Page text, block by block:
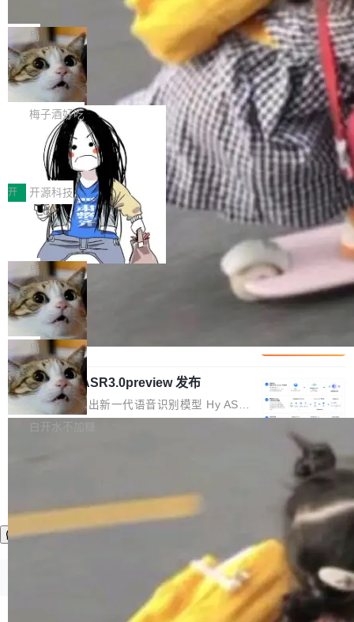
级应用，企业在规模化落地过程中，对安全性、
可控性和代码质量提出了更高要求。 首先是数据
安全与合规要求。对于大多数普通研发场景，公
有云模型能够满足快速试用和效率提升的需求。
但对于金融、能源、医疗等对数据安全要求较...
AI算力网关（AI创新平台）成功入选！ 随着各行
各业的Agent走向规模化建设，算力构成形态逐
渐丰富，用户关注的重点也在发生变化：不只是
让AI用起来，还要进一步看清混合算力时代下，
Token花在哪里、算力是否被充分利用，以及持
续增长的AI成本该如何优化。 深信服AI算力网关
正是围绕这些实际问题，从Token治理和成本治
理两个方面，让用户的每一份算力都看得清、管
得住、用得稳、省得下、更安全！ 一、从现在开
始，Token使用一目...
束，一个实验室的开始
Google 员工编号 20。MapReduce 作者之一。
Bigtable 作者之一。TensorFlow 的作者之一。
Gemini 的架构师。Google 首席科学家。 Jeff D
ean 在 Google 工作了 27 年后，宣布离职。 他
不是一个人走。一同离开的还有 Sanjay Ghema
wat（Google 员工编号 23，Jeff Dean 二十多
年的编程搭档，MapReduce 和 Bigtable 的共同
作者）、Quoc Le（Google 大脑核心成员，Se
q2Seq 和 DocAI 的共同发明人）以及 Oriol Vin
yals（Gemini 联合负责人，AlphaSta...
局
🔥 SolonCode v2026.8.4 发布：界面
字体可调、22 种语言、记忆搜索增强
打开终端就能上岗的全中文编码智能体，这一轮
把「看得清、用母语、记得住」三件事一次补
齐。 SolonCode 是什么 SolonCode 是杭州无
耳科技研发的企业级终端编码智能体——一位全
中文驱动的数字员工，自主理解需求、规划步
骤、编写代码。不挑模型、不挑平台，curl 一行
装完即用。 开源地址：Gitee · GitCode · GitHu
b 安装 支持 Java 8+（8~26）、macOS / Linu
x / Windows / Harmony PC。 # macOS / Linu
x / Harmony PC curl -fsSL https://solon.noea
r.org/solon...
梅子酒好吃
让“代码语义理解”深度释放AI Coding
价值潜能：华为云码道（CodeArts）
代码仓技术解析
一、代码仓深度理解技术的作用与价值 在软件工
程实践中，代码仓是企业核心知识资产的主要载
体。企业级代码仓库通常包含数十万乃至数百万
个文件，其规模远超单次模型调用可承载的上下
文窗口。随着项目规模的持续扩张与代码历史的
不断累积，代码仓中的模块关系、接口契约、业
务逻辑等关键信息往往分散于数十乃至数百个文
件之中，形成高度复杂的知识关联网络。传统的
代码检索手段（如关键词匹配、目录遍历）仅能
在语法层面完成文本定位，难以触及代码的语义
内涵与结构关联，导致开发者使用代码智能体在
理解大规模代码仓时面临显著"代码仓理解"瓶
颈。 代码仓深度理解服务（以下简称" CodeBas
e深度理解服务"）是华为云码道（CodeA...
开 开源科技
一条“删库”命令跑 17 小时，算法工程
师删光 89TB 数据只为干私活
最高人民检察院8月4日公布了一起案件：北京一
名90后算法工程师王某，为了给自己接的私活腾
服务器空间，删光了公司AI游戏部门的全部核心
数据。 王某2024年1月入职东城区某科技公司AI
短剧部门，有互联网大厂背景。在公司内部架构
调整期间，部门三次通知全员将数据从A集群迁
移到B集群，王某都回复了"收到"。 他没有迁移
数据。2024年9月3日下午4点，他使用此前登录
的账号密码进入A集群，输入了一条被程序员圈
称为"删库跑路"的命令——最高管理员权限、无
局
Cloudflare 分享推理优化实践：KV ca
che 量化 + 权重压缩，吞吐量提升 4
1%，成本降 30%
Kimi 和 GLM 是当前最强的大模型系列之一，但
它们有一个共同的问题：太吃显存了。月之暗面
的 Kimi K 系列和智谱的 GLM 都是长上下文、M
oE 架构的大模型，好用到让人上瘾，但 GPU 显
存永远不够用。 Cloudflare 的 Workers AI 团队
一直在跑这些模型的推理。他们在官方博客上发
整性保护。效果是：吞吐量提升 41%，每 token
成本降低 30%，精度不变。 FP8 省的不仅是显
存 KV cache 是推理时最吃显...
局
腾讯混元 Hy ASR3.0preview 发布
腾讯混元正式推出新一代语音识别模型 Hy ASR
3.0preview。基于最新一代大语言模型 Hy3 的
让语音识别不再只是听清，而是真正听懂。通过
先理解你的语境和意图，再把准确的文字直接给
到你。从“逐字转写、单点优化”演进为“理解语
境、兼容场景、一键直出”。 Hy ASR 3.0 previe
w 不要求标准普通话，方言识别覆盖粤语、吴语
等 10 大方言片区和 20 余个二级小片区。在开
源评测集中，Hy ASR 3.0 preview 在多语种的
白开水不加糖
©OSCHINA(OSChina.NET) 京ICP备2025119063号